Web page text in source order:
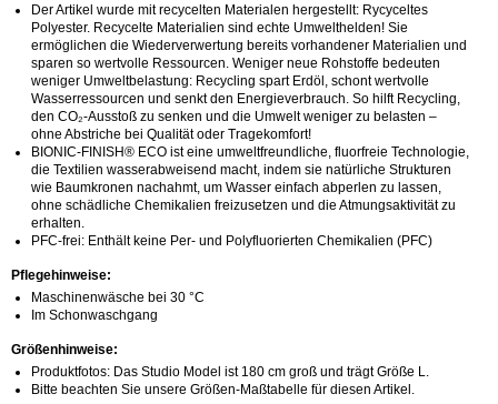
Der Artikel wurde mit recycelten Materialen hergestellt: Rycyceltes
Polyester. Recycelte Materialien sind echte Umwelthelden! Sie
ermöglichen die Wiederverwertung bereits vorhandener Materialien und
sparen so wertvolle Ressourcen. Weniger neue Rohstoffe bedeuten
weniger Umweltbelastung: Recycling spart Erdöl, schont wertvolle
Wasserressourcen und senkt den Energieverbrauch. So hilft Recycling,
den CO₂-Ausstoß zu senken und die Umwelt weniger zu belasten –
ohne Abstriche bei Qualität oder Tragekomfort!
BIONIC-FINISH® ECO ist eine umweltfreundliche, fluorfreie Technologie,
die Textilien wasserabweisend macht, indem sie natürliche Strukturen
wie Baumkronen nachahmt, um Wasser einfach abperlen zu lassen,
ohne schädliche Chemikalien freizusetzen und die Atmungsaktivität zu
erhalten.
PFC-frei: Enthält keine Per- und Polyfluorierten Chemikalien (PFC)
Pflegehinweise:
Maschinenwäsche bei 30 °C
Im Schonwaschgang
Größenhinweise:
Produktfotos: Das Studio Model ist 180 cm groß und trägt Größe L.
Bitte beachten Sie unsere Größen-Maßtabelle für diesen Artikel.